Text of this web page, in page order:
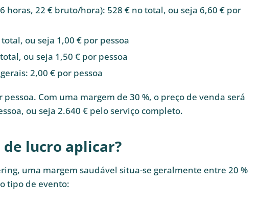
horas, 22 € bruto/hora): 528 € no total, ou seja 6,60 € por
ou seja 1,00 € por pessoa
ou seja 1,50 € por pessoa
2,00 € por pessoa
pessoa. Com uma margem de 30 %, o preço de venda será
ou seja 2.640 € pelo serviço completo.
lucro aplicar?
uma margem saudável situa-se geralmente entre 20 %
tipo de evento: